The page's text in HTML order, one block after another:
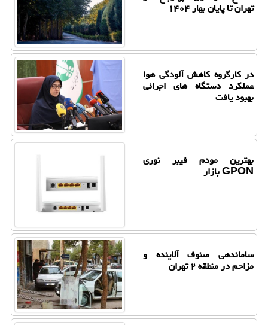
تهران تا پایان بهار ۱۴۰۴
در کارگروه کاهش آلودگی هوا
عملکرد دستگاه های اجرائی
بهبود یافت
بهترین مودم فیبر نوری
GPON بازار
ساماندهی صنوف آلاینده و
مزاحم در منطقه ۲ تهران